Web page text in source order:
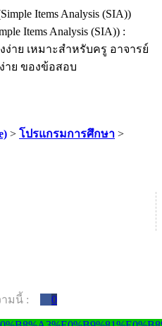
Items Analysis (SIA)) :
าย เหมาะสำหรับครู อาจารย์
าย ของข้อสอบ
> โปรแกรมการศึกษา >
มนี้ : 0